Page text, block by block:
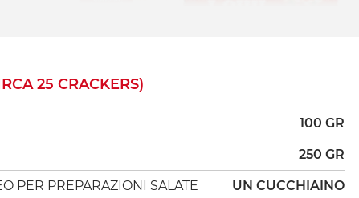
25 CRACKERS)
100 GR
250 GR
PER PREPARAZIONI SALATE UN CUCCHIAINO